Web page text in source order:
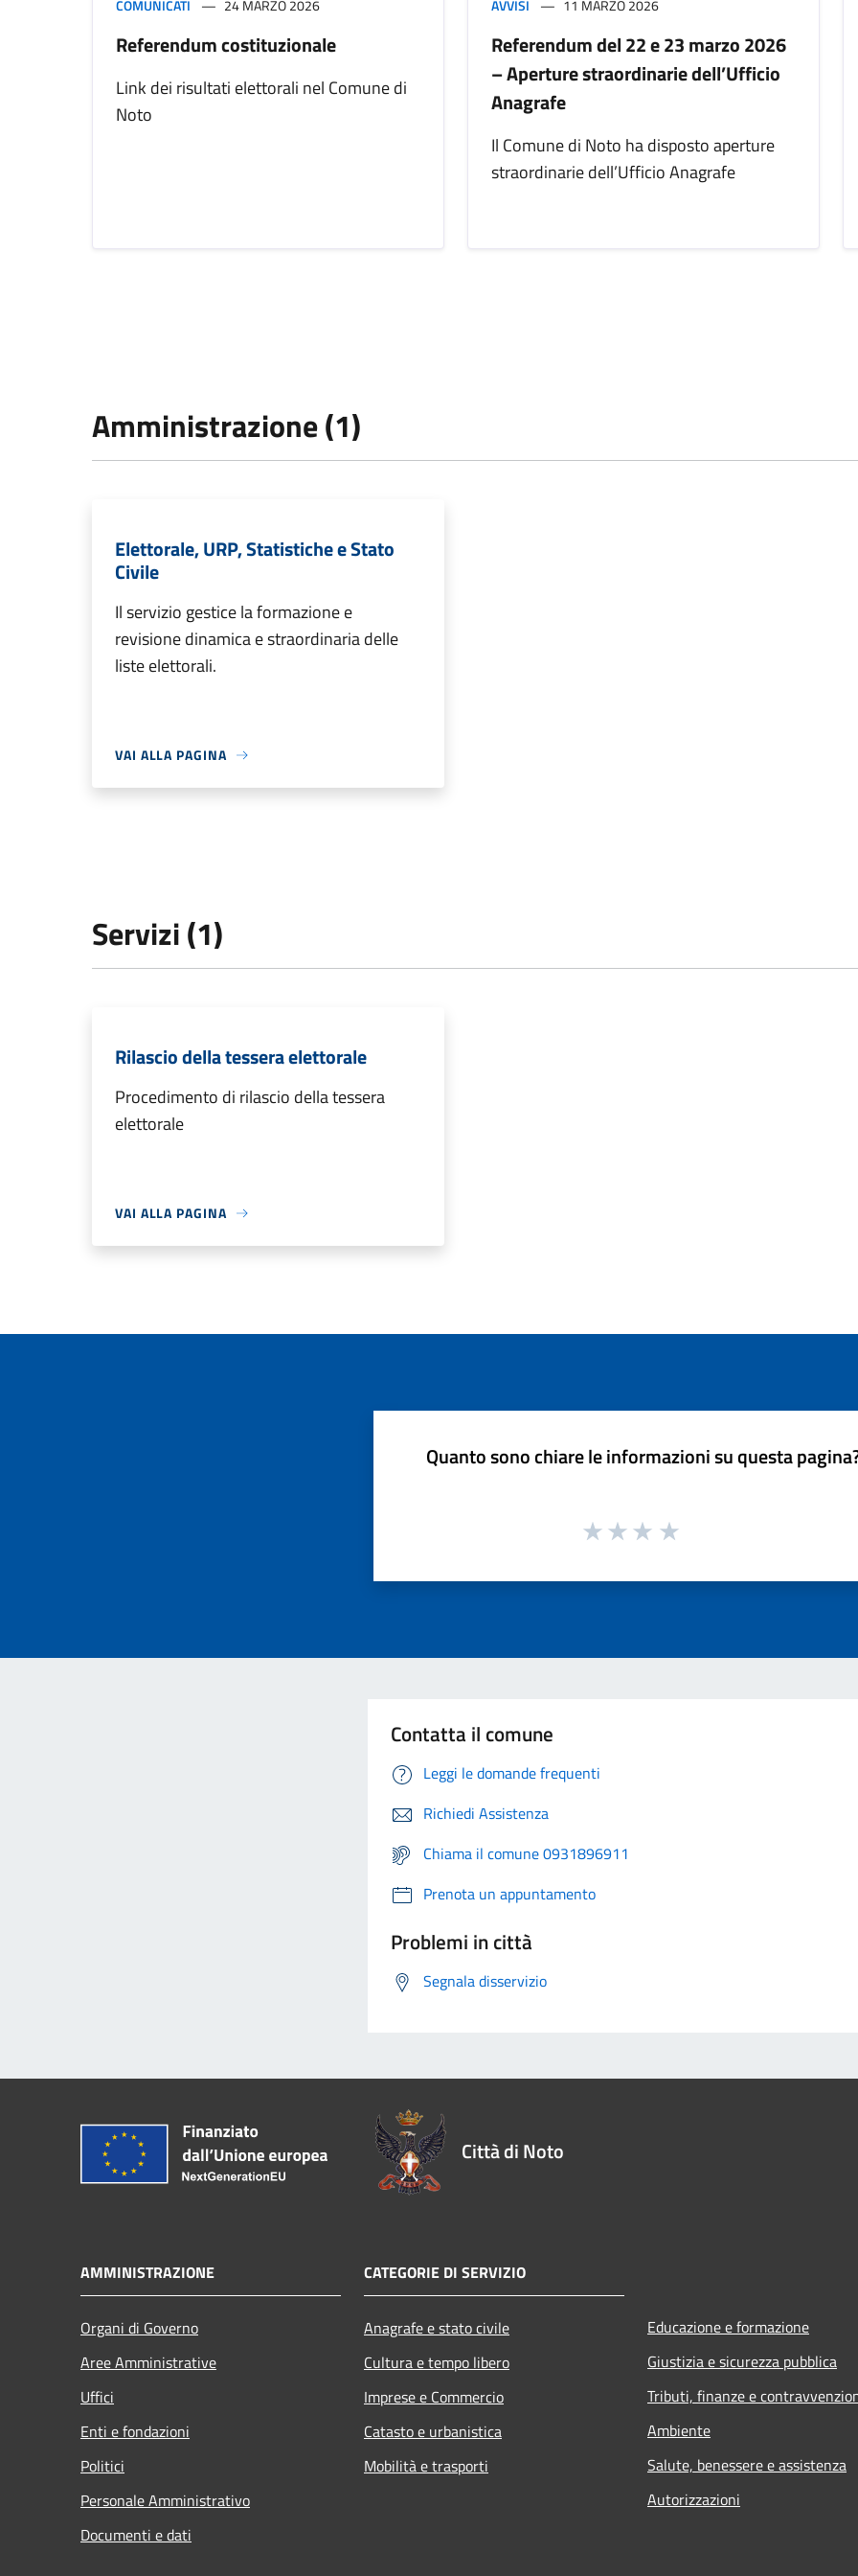
COMUNICATI 24 MARZO 2026
Referendum costituzionale
Link dei risultati elettorali nel Comune di
Noto
AVVISI 11 MARZO 2026
Referendum del 22 e 23 marzo 2026
– Aperture straordinarie dell’Ufficio
Anagrafe
Il Comune di Noto ha disposto aperture
straordinarie dell’Ufficio Anagrafe
Amministrazione (1)
Elettorale, URP, Statistiche e Stato
Civile
Il servizio gestice la formazione e
revisione dinamica e straordinaria delle
liste elettorali.
VAI ALLA PAGINA
Servizi (1)
Rilascio della tessera elettorale
Procedimento di rilascio della tessera
elettorale
VAI ALLA PAGINA
Quanto sono chiare le informazioni su questa
Contatta il comune
Leggi le domande frequenti
Richiedi Assistenza
Chiama il comune 0931896911
Prenota un appuntamento
Problemi in città
Segnala disservizio
Città di Noto
AMMINISTRAZIONE
Organi di Governo
Aree Amministrative
Uffici
Enti e fondazioni
Politici
Personale Amministrativo
Documenti e dati
CATEGORIE DI SERVIZIO
Anagrafe e stato civile
Cultura e tempo libero
Imprese e Commercio
Catasto e urbanistica
Mobilità e trasporti
Educazione e formazione
Giustizia e sicurezza pubblica
Tributi, finanze e
Ambiente
Salute, benessere e assistenza
Autorizzazioni